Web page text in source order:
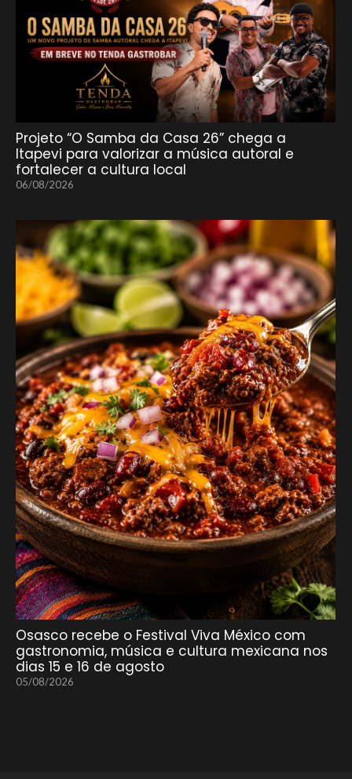
Projeto “O Samba da Casa 26” chega a
Itapevi para valorizar a música autoral e
fortalecer a cultura local
06/08/2026
Osasco recebe o Festival Viva México com
gastronomia, música e cultura mexicana nos
dias 15 e 16 de agosto
05/08/2026